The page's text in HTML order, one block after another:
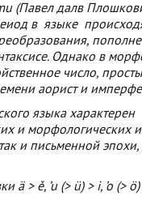
(Павел далв
в языке
Однако в
число,
аорист и
языка характерен
и морфологических
и письменной
ä> ě, ’u(> ü) > i, ’o (> ö